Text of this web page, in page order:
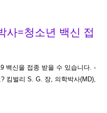
사=청소년 백신 접
백신을 접종 받을 수 있습니다. -
킴벌리 S. G. 장, 의학박사(MD),